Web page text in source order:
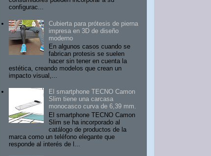
configurac...
Cubierta para prótesis de pierna
impresa en 3D de diseño
moderno
En algunos casos cuando se
fabrican protesis se suelen
hacer sin tener en cuenta la
estética, creando modelos que crean un
impacto visual,...
El smartphone TECNO Camon
Slim tiene una carcasa
monocasco curva de 6,39 mm.
El smartphone TECNO Camon
Slim se ha incorporado al
catálogo de productos de la
marca como un teléfono elegante que
responde al interés de l...